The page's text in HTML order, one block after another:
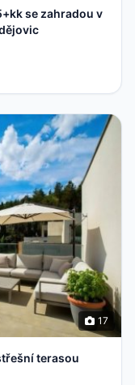
se zahradou v
17
terasou